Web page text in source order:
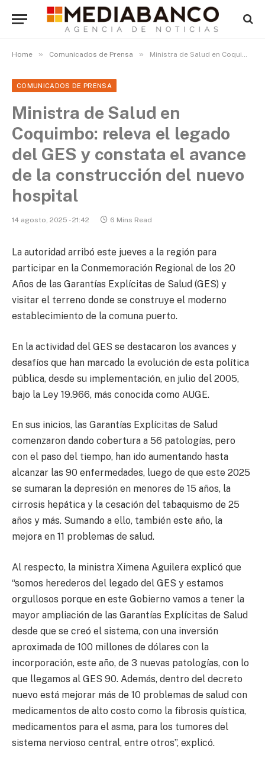
Home » Comunicados de Prensa » Ministra de Salud en Coquimbo: releva el legado del GES y constata el avance de la construcción del nuevo hospital
COMUNICADOS DE PRENSA
Ministra de Salud en
Coquimbo: releva el legado
del GES y constata el avance
de la construcción del nuevo
hospital
14 agosto, 2025 - 21:42 6 Mins Read
La autoridad arribó este jueves a la región para
participar en la Conmemoración Regional de los 20
Años de las Garantías Explícitas de Salud (GES) y
visitar el terreno donde se construye el moderno
establecimiento de la comuna puerto.
En la actividad del GES se destacaron los avances y
desafíos que han marcado la evolución de esta política
pública, desde su implementación, en julio del 2005,
bajo la Ley 19.966, más conocida como AUGE.
En sus inicios, las Garantías Explícitas de Salud
comenzaron dando cobertura a 56 patologías, pero
con el paso del tiempo, han ido aumentando hasta
alcanzar las 90 enfermedades, luego de que este 2025
se sumaran la depresión en menores de 15 años, la
cirrosis hepática y la cesación del tabaquismo de 25
años y más. Sumando a ello, también este año, la
mejora en 11 problemas de salud.
Al respecto, la ministra Ximena Aguilera explicó que
“somos herederos del legado del GES y estamos
orgullosos porque en este Gobierno vamos a tener la
mayor ampliación de las Garantías Explícitas de Salud
desde que se creó el sistema, con una inversión
aproximada de 100 millones de dólares con la
incorporación, este año, de 3 nuevas patologías, con lo
que llegamos al GES 90. Además, dentro del decreto
nuevo está mejorar más de 10 problemas de salud con
medicamentos de alto costo como la fibrosis quística,
medicamentos para el asma, para los tumores del
sistema nervioso central, entre otros”, explicó.